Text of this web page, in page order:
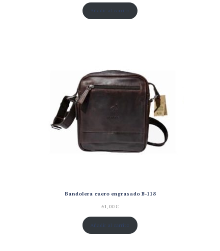
Añadir al carrito
Bandolera cuero engrasado B-118
61,00€
Añadir al carrito